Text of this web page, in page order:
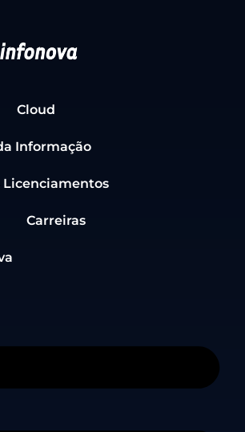
Cloud
Informação
Licenciamentos
Carreiras